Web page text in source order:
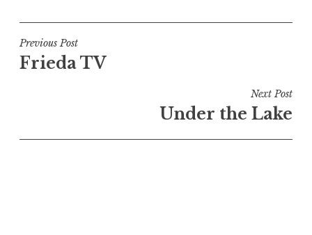
Navigation
de
Previous Post
Frieda TV
Next Post
Under the Lake